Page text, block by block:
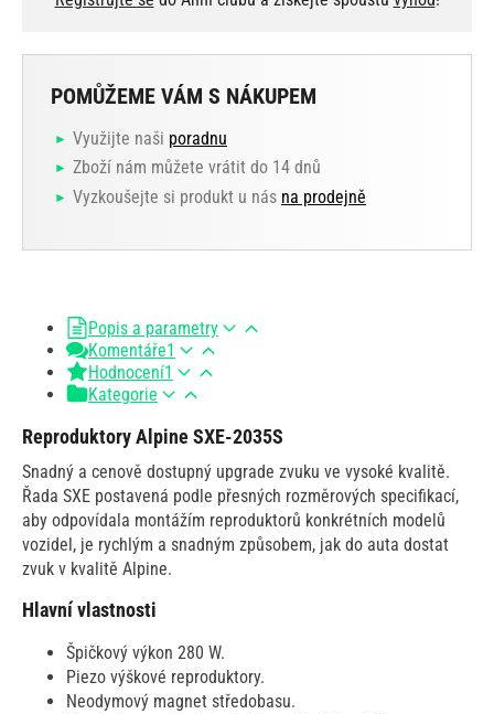
POMŮŽEME VÁM S NÁKUPEM
Využijte naši poradnu
Zboží nám můžete vrátit do 14 dnů
Vyzkoušejte si produkt u nás na prodejně
Popis a parametry
Komentáře1
Hodnocení1
Kategorie
Reproduktory Alpine SXE-2035S
Snadný a cenově dostupný upgrade zvuku ve vysoké kvalitě.
Řada SXE postavená podle přesných rozměrových specifikací,
aby odpovídala montážím reproduktorů konkrétních modelů
vozidel, je rychlým a snadným způsobem, jak do auta dostat
zvuk v kvalitě Alpine.
Hlavní vlastnosti
Špičkový výkon 280 W.
Piezo výškové reproduktory.
Neodymový magnet středobasu.